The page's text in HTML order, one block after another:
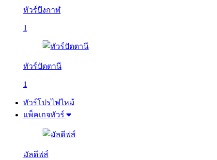
ทัวร์บึงกาฬ
1
ทัวร์ปัตตานี
1
ทัวร์โปรไฟไหม้
แพ็คเกจทัวร์
มัลดีฟส์